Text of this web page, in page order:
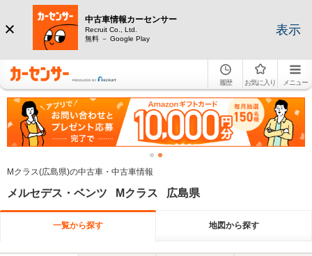
中古車情報カーセンサー
Recruit Co., Ltd.
無料 － Google Play
表示
履歴 お気に入り メニュー
Mクラス(広島県)の中古車・中古車情報
メルセデス・ベンツ Mクラス 広島県
一覧から探す 地図から探す